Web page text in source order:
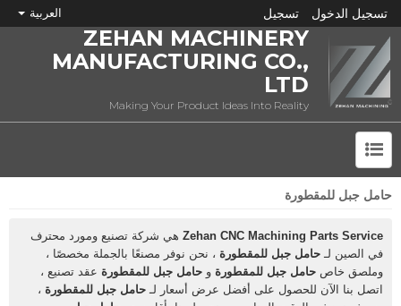
تسجيل الدخول تسجيل العربية
ZEHAN MACHINERY
MANUFACTURING CO.,
LTD
Making Your Product Ideas Into Reality
حامل جبل للمقطورة
Zehan CNC Machining Parts Service هي شركة تصنيع ومورد محترف
في الصين لـ حامل جبل للمقطورة ، نحن نوفر مصنعًا بالجملة مخصصًا ،
وملصق خاص حامل جبل للمقطورة و حامل جبل للمقطورة عقد تصنيع ،
اتصل بنا الآن للحصول على أفضل عرض أسعار لـ حامل جبل للمقطورة ،